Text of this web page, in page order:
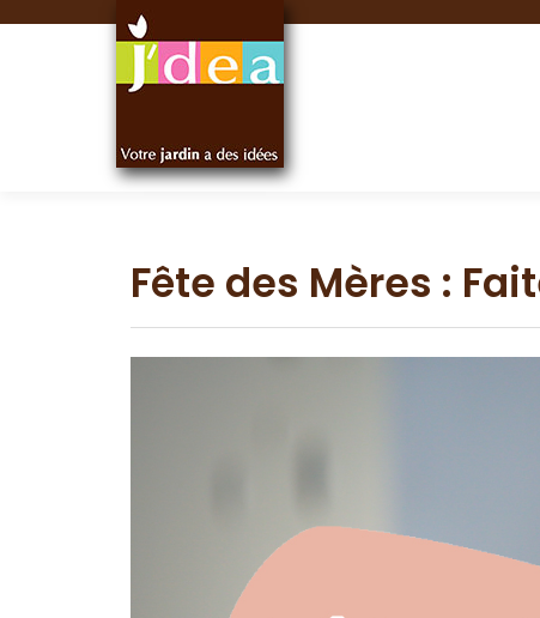
Panneau de gestion des cookies
Fête des Mères :